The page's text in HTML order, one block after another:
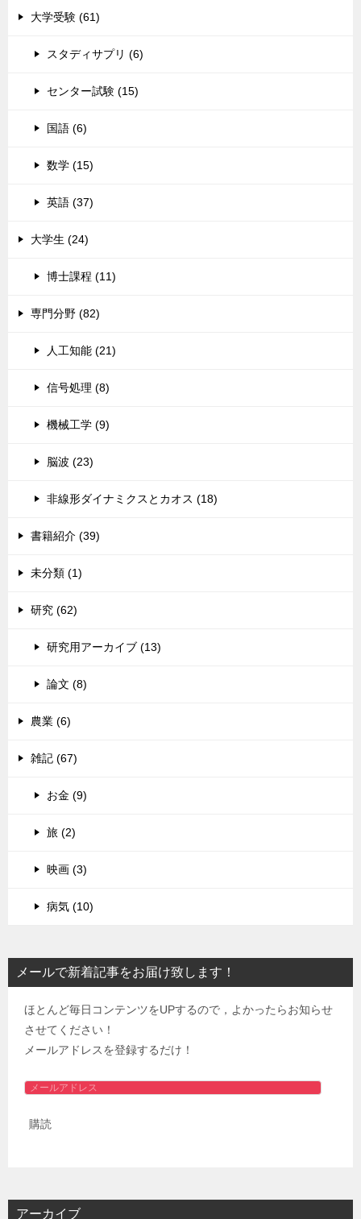
大学受験 (61)
スタディサプリ (6)
センター試験 (15)
国語 (6)
数学 (15)
英語 (37)
大学生 (24)
博士課程 (11)
専門分野 (82)
人工知能 (21)
信号処理 (8)
機械工学 (9)
脳波 (23)
非線形ダイナミクスとカオス (18)
書籍紹介 (39)
未分類 (1)
研究 (62)
研究用アーカイブ (13)
論文 (8)
農業 (6)
雑記 (67)
お金 (9)
旅 (2)
映画 (3)
病気 (10)
メールで新着記事をお届け致します！
ほとんど毎日コンテンツをUPするので，よかったらお知らせ
させてください！
メールアドレスを登録するだけ！
メ
ル
ス
購読
アーカイブ